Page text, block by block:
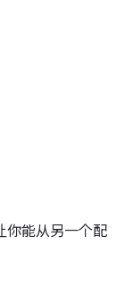
你能从另一个配